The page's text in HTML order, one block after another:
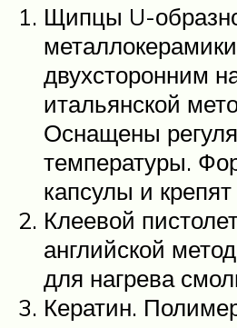
Щипцы U-
двухсторонним
итальянской
Оснащены
температуры.
капсулы и
Клеевой
английской
для нагрева
Кератин.